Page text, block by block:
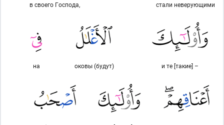
стали неверующими
в своего Господа,
и те [такие] –
оковы (будут)
на